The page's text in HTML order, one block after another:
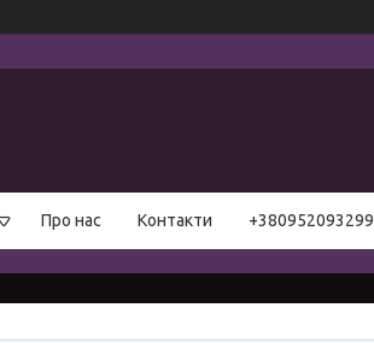
Про нас Контакти +380952093299